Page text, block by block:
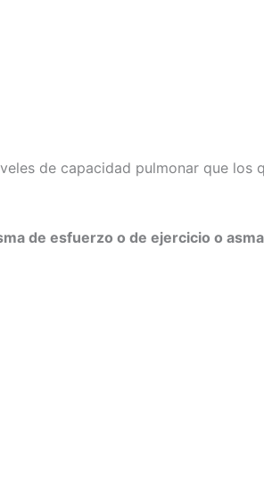
de capacidad pulmonar que los
de esfuerzo o de ejercicio o asma